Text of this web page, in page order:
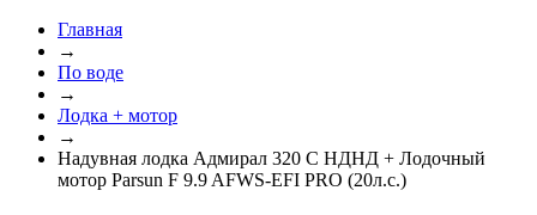
Главная
→
По воде
→
Лодка + мотор
→
Надувная лодка Адмирал 320 С НДНД + Лодочный
мотор Parsun F 9.9 AFWS-EFI PRO (20л.с.)